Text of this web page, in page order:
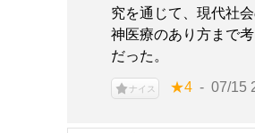
究を通じて、現代社
神医療のあり方まで
だった。
ナイス ★4 07/15